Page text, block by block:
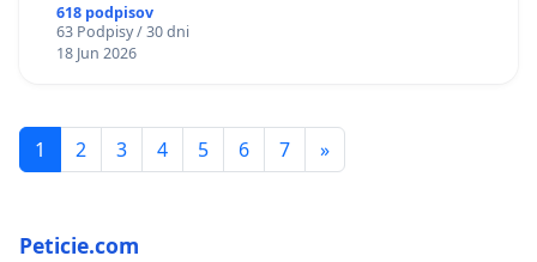
618 podpisov
63 Podpisy / 30 dni
18 Jun 2026
1 2 3 4 5 6 7 »
Peticie.com